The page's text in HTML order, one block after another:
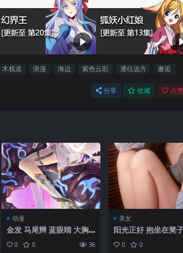
木栈道 浪漫 海边 紫色云彩 通往远方 邂逅
分享 收藏 点
动漫
金发 马尾辫 蓝眼睛 大胸
脯 鬓角 T_blence 看着观
众 长发 带剑的女人 坐着
0 0 36
美女
阳光正好 抱坐在凳
撩长发的慵懒美女
纸图片
0 0